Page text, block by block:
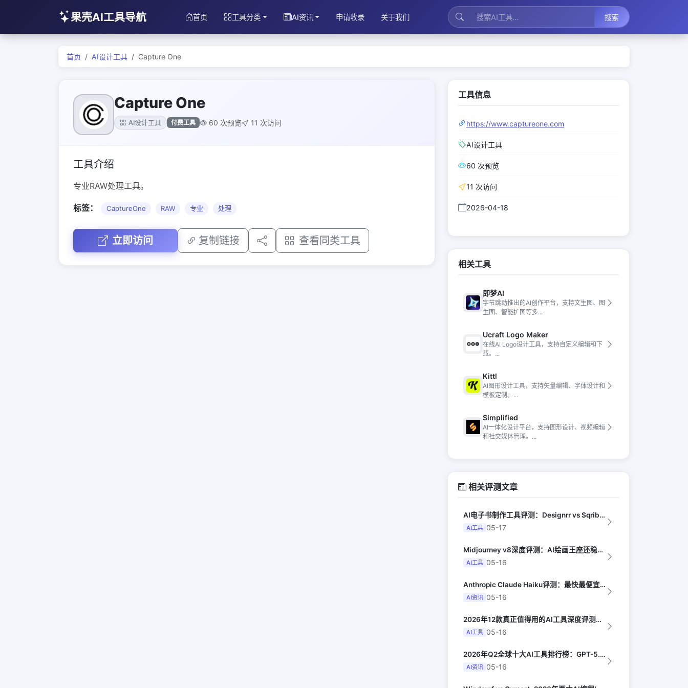
果壳AI工具导航 首页 工具分类 AI资讯 申请收录 关于我们 搜索
首页 AI设计工具 Capture One
Capture One
AI设计工具 付费工具 60 次预览 11 次访问
工具介绍
专业RAW处理工具。
标签： CaptureOne RAW 专业 处理
立即访问 复制链接 查看同类工具
工具信息
https://www.captureone.com
AI设计工具
60 次预览
11 次访问
2026-04-18
相关工具
即梦AI
字节跳动推出的AI创作平台，支持文生图、图
生图、智能扩图等多...
Ucraft Logo Maker
在线AI Logo设计工具，支持自定义编辑和下
载。...
Kittl
AI图形设计工具，支持矢量编辑、字体设计和
模板定制。...
Simplified
AI一体化设计平台，支持图形设计、视频编辑
和社交媒体管理。...
相关评测文章
AI电子书制作工具评测：Designrr vs Sqribble vs Vell...
AI工具 05-17
Midjourney v8深度评测：AI绘画王座还稳吗（Digital Arts...
AI工具 05-16
Anthropic Claude Haiku评测：最快最便宜的智能模型（Late...
AI资讯 05-16
2026年12款真正值得用的AI工具深度评测（Synthesia评选）
AI工具 05-16
2026年Q2全球十大AI工具排行榜：GPT-5.4领跑，Claude Opus...
AI资讯 05-16